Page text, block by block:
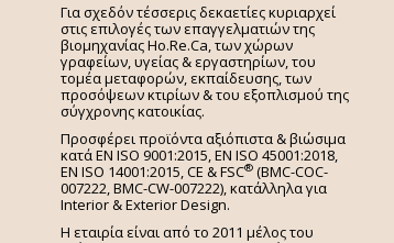
Για σχεδόν τέσσερις δεκαετίες κυριαρχεί
στις επιλογές των επαγγελματιών της
βιομηχανίας Ho.Re.Ca, των χώρων
γραφείων, υγείας & εργαστηρίων, του
τομέα μεταφορών, εκπαίδευσης, των
προσόψεων κτιρίων & του εξοπλισμού της
σύγχρονης κατοικίας.
Προσφέρει προϊόντα αξιόπιστα & βιώσιμα
κατά EN ISO 9001:2015, EN ISO 45001:2018,
EN ISO 14001:2015,CE & FSC® (BMC-COC-
007222, BMC-CW-007222), κατάλληλα για
Interior & Exterior Design.
Η εταιρία είναι από το 2011 μέλος του